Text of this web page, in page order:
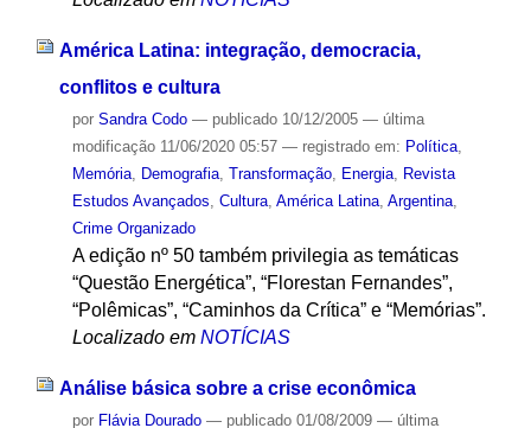
América Latina: integração, democracia,
conflitos e cultura
por Sandra Codo — publicado10/12/2005 — última
modificação11/06/2020 05:57 — registrado em: Política,
Memória, Demografia, Transformação, Energia, Revista
Estudos Avançados, Cultura, América Latina, Argentina,
Crime Organizado
A edição nº 50 também privilegia as temáticas
“Questão Energética”, “Florestan Fernandes”,
“Polêmicas”, “Caminhos da Crítica” e “Memórias”.
Localizado em NOTÍCIAS
Análise básica sobre a crise econômica
por Flávia Dourado — publicado01/08/2009 — última